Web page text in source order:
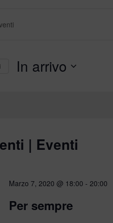
In arrivo
| Eventi
Marzo 7, 2020 @ 18:00 - 20:00
Per sempre